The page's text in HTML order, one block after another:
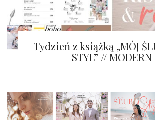
Tydzień z książką „MÓJ
STYL” // MODERN